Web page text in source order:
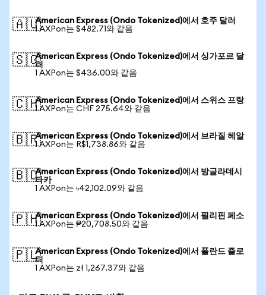
🇦🇺American Express (Ondo Tokenized)에서 호주 달러
1 AXPon는 $482.71와 같음
🇸🇬American Express (Ondo Tokenized)에서 싱가포르 달
러
1 AXPon는 $436.00와 같음
🇨🇭American Express (Ondo Tokenized)에서 스위스 프랑
1 AXPon는 CHF 275.64와 같음
🇧🇷American Express (Ondo Tokenized)에서 브라질 헤알
1 AXPon는 R$1,738.86와 같음
🇧🇩American Express (Ondo Tokenized)에서 방글라데시
타카
1 AXPon는 ৳42,102.09와 같음
🇵🇭American Express (Ondo Tokenized)에서 필리핀 페소
1 AXPon는 ₱20,708.50와 같음
🇵🇱American Express (Ondo Tokenized)에서 폴란드 즐로
티
1 AXPon는 zł 1,267.37와 같음